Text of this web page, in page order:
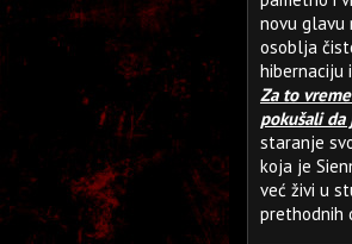
novu glavu
osoblja
hibernaciju
Za to
pokušali
staranje
koja je
već živi u
prethodnih